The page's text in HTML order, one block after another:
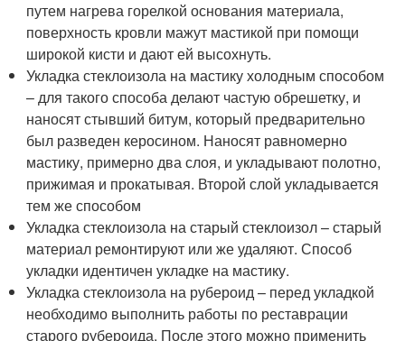
путем нагрева горелкой основания материала,
поверхность кровли мажут мастикой при помощи
широкой кисти и дают ей высохнуть.
Укладка стеклоизола на мастику холодным способом
– для такого способа делают частую обрешетку, и
наносят стывший битум, который предварительно
был разведен керосином. Наносят равномерно
мастику, примерно два слоя, и укладывают полотно,
прижимая и прокатывая. Второй слой укладывается
тем же способом
Укладка стеклоизола на старый стеклоизол – старый
материал ремонтируют или же удаляют. Способ
укладки идентичен укладке на мастику.
Укладка стеклоизола на рубероид – перед укладкой
необходимо выполнить работы по реставрации
старого рубероида. После этого можно применить